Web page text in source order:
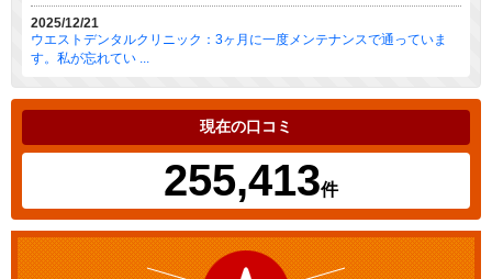
2025/12/21
ウエストデンタルクリニック：3ヶ月に一度メンテナンスで通っていま
す。私が忘れてい ...
現在の口コミ
255,413件